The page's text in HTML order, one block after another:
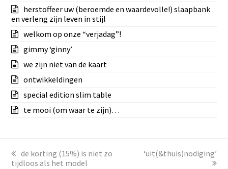
herstoffeer uw (beroemde en waardevolle!) slaapbank
en verleng zijn leven in stijl
welkom op onze “verjadag”!
gimmy ‘ginny’
we zijn niet van de kaart
ontwikkeldingen
special edition slim table
te mooi (om waar te zijn)…
previous
post:
de korting (15%) is niet zo
tijdloos als het model
next
‘uit(&thuis)nodiging’